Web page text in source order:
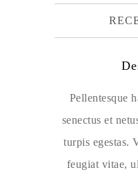
Pellentesque
senectus et
turpis egestas.
feugiat vitae,